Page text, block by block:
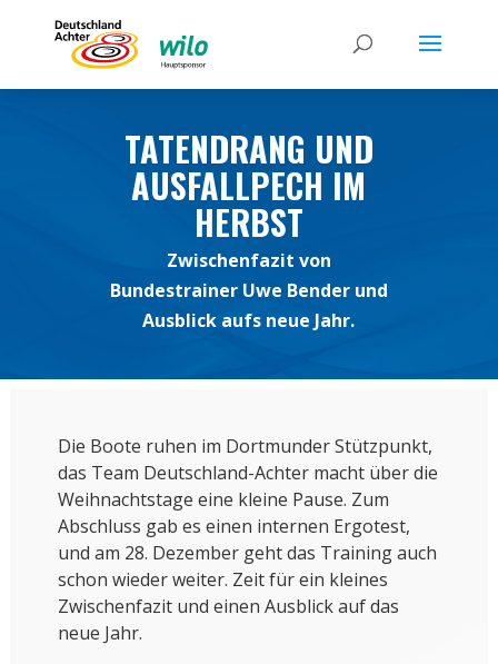
TATENDRANG UND
AUSFALLPECH IM
HERBST
Zwischenfazit von
Bundestrainer Uwe Bender und
Ausblick aufs neue Jahr.
Die Boote ruhen im Dortmunder Stützpunkt,
das Team Deutschland-Achter macht über die
Weihnachtstage eine kleine Pause. Zum
Abschluss gab es einen internen Ergotest,
und am 28. Dezember geht das Training auch
schon wieder weiter. Zeit für ein kleines
Zwischenfazit und einen Ausblick auf das
neue Jahr.